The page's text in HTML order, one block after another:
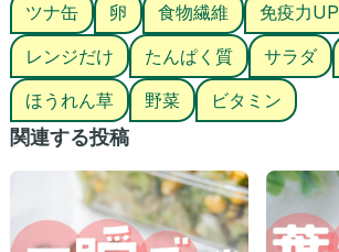
◇ ほうれん草 2束
◇ ゆで卵 3個
◇ ツナ缶 1缶
◎マヨネーズ 大さじ3
◎ すりごま 大さじ2
◎ 砂糖 小さじ2
◎しょう油 小さじ2
◎ 酢 小さじ½
※ 塩こしょう 適量
ツナ缶 卵 食物繊維 免疫力UP
レンジだけ
たんぱく質 サラダ
ほうれん草
野菜 ビタミン
関連する投稿